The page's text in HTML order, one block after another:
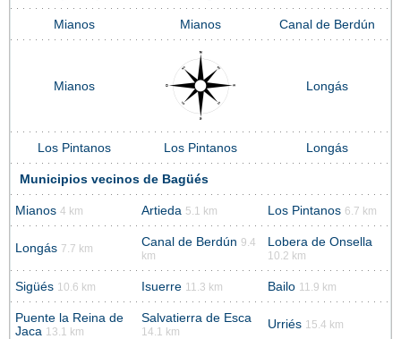
Mianos Mianos Canal de Berdún
Mianos Longás
Los Pintanos Los Pintanos Longás
Municipios vecinos de Bagüés
Mianos 4 km Artieda 5.1 km Los Pintanos 6.7 km
Longás 7.7 km Canal de Berdún 9.4
km
Lobera de Onsella
10.2 km
Sigüés 10.6 km Isuerre 11.3 km Bailo 11.9 km
Puente la Reina de
Jaca 13.1 km
Salvatierra de Esca
14.1 km
Urriés 15.4 km